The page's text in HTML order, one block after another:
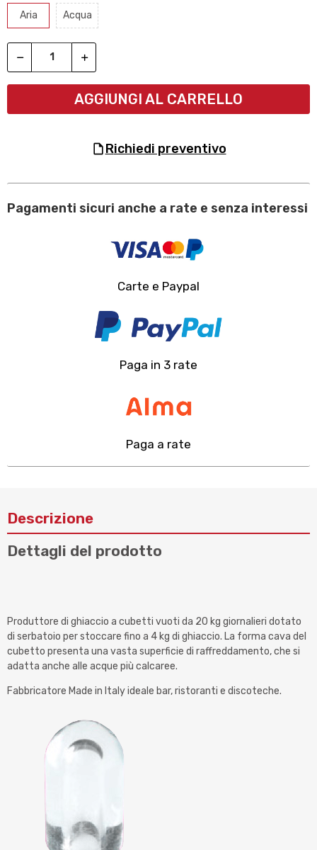
Aria Acqua
AGGIUNGI AL CARRELLO
richiedi preventivo
Pagamenti sicuri anche a rate e senza interessi
Carte e Paypal
Paga in 3 rate
Paga a rate
Descrizione
Dettagli del prodotto
Produttore di ghiaccio a cubetti vuoti da 20 kg giornalieri dotato
di serbatoio per stoccare fino a 4 kg di ghiaccio. La forma cava del
cubetto presenta una vasta superficie di raffreddamento, che si
adatta anche alle acque più calcaree.
Fabbricatore Made in Italy ideale bar, ristoranti e discoteche.